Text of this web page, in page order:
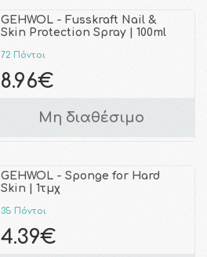
GEHWOL - Fusskraft Nail &
Skin Protection Spray | 100ml
72 Πόντοι
8.96€
Μη διαθέσιμο
GEHWOL - Sponge for Hard
Skin | 1τμχ
35 Πόντοι
4.39€